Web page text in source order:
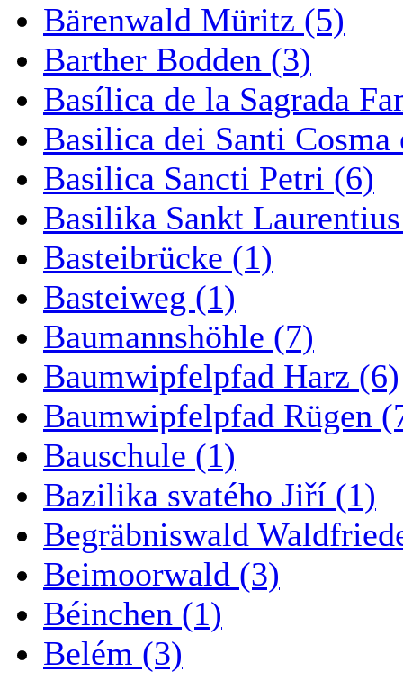
Bärenwald Müritz (5)
Barther Bodden (3)
Basílica de la Sagrada
Basilica dei Santi
Basilica Sancti Petri (6)
Basilika Sankt
Basteibrücke (1)
Basteiweg (1)
Baumannshöhle (7)
Baumwipfelpfad Harz (6)
Baumwipfelpfad Rügen
Bauschule (1)
Bazilika svatého Jiří (1)
Begräbniswald
Beimoorwald (3)
Béinchen (1)
Belém (3)